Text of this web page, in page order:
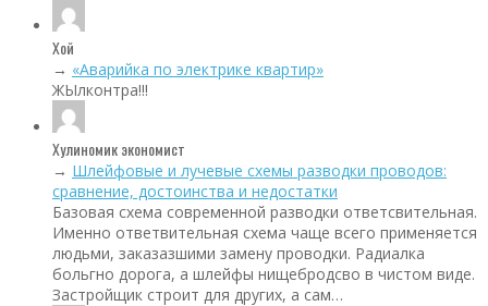
Хой
→ «Аварийка по электрике квартир»
ЖЫлконтра!!!
Хулиномик экономист
→ Шлейфовые и лучевые схемы разводки проводов:
сравнение, достоинства и недостатки
Базовая схема современной разводки ответсвительная.
Именно ответвительная схема чаще всего применяется
людьми, заказазшими замену проводки. Радиалка
больгно дорога, а шлейфы нищебродсво в чистом виде.
Застройщик строит для других, а сам…